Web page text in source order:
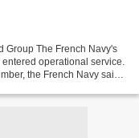
Group The French Navy's
operational service.
the French Navy said